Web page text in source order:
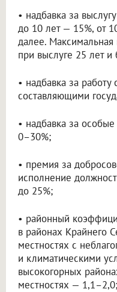
• надбавка за
до 10 лет — 15%, от
далее.
при выслуге 25 лет
• надбавка за
составляющими
• надбавка за
0–30%;
• премия за
исполнение
до 25%;
• районный
в районах Крайнего
местностях с
и климатическими
высокогорных
местностях — 1,1–2,0;